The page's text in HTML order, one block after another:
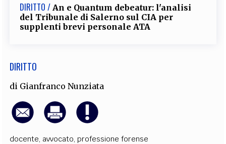
DIRITTO / An e Quantum debeatur: l'analisi
del Tribunale di Salerno sul CIA per
supplenti brevi personale ATA
DIRITTO
di Gianfranco Nunziata
docente, avvocato, professione forense